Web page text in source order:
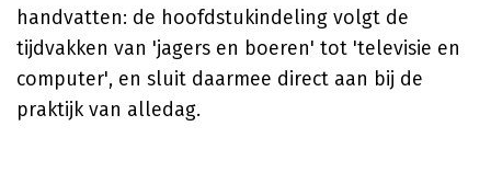
handvatten: de hoofdstukindeling volgt de
tijdvakken van 'jagers en boeren' tot 'televisie en
computer', en sluit daarmee direct aan bij de
praktijk van alledag.